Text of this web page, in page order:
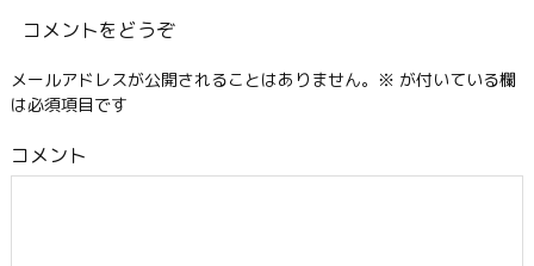
コメントをどうぞ
メールアドレスが公開されることはありません。 ※ が付いている欄
は必須項目です
コメント